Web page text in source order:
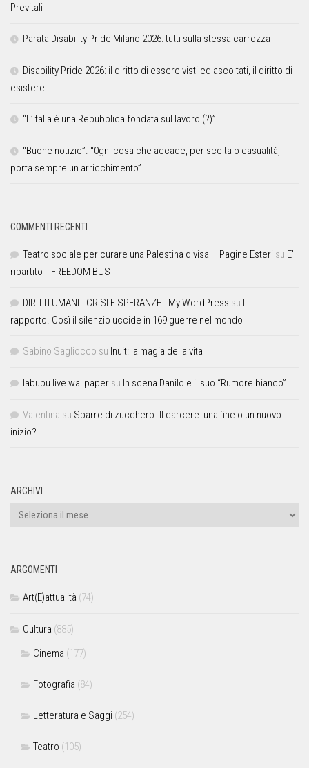
Previtali
Parata Disability Pride Milano 2026: tutti sulla stessa carrozza
Disability Pride 2026: il diritto di essere visti ed ascoltati, il diritto di
esistere!
“L’Italia è una Repubblica fondata sul lavoro (?)”
“Buone notizie”. “0gni cosa che accade, per scelta o casualità,
porta sempre un arricchimento”
COMMENTI RECENTI
Teatro sociale per curare una Palestina divisa – Pagine Esteri su E’
ripartito il FREEDOM BUS
DIRITTI UMANI - CRISI E SPERANZE - My WordPress su Il
rapporto. Così il silenzio uccide in 169 guerre nel mondo
Sabino Sagliocco su Inuit: la magia della vita
labubu live wallpaper su In scena Danilo e il suo “Rumore bianco”
Valentina su Sbarre di zucchero. Il carcere: una fine o un nuovo
inizio?
ARCHIVI
ARGOMENTI
Art(E)attualità (74)
Cultura (885)
Cinema (177)
Fotografia (84)
Letteratura e Saggi (254)
Teatro (105)